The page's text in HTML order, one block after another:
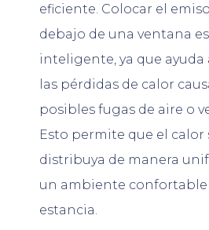
eficiente. Colocar el
debajo de una ventana
inteligente, ya que
las pérdidas de calor
posibles fugas de aire o
Esto permite que el calor
distribuya de manera
un ambiente confortable
estancia.